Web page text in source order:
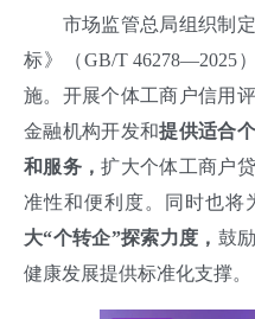
市场监管总局组织制
标》（GB/T 46278—2025
施。开展个体工商户信用
金融机构开发和提供适合
和服务，扩大个体工商户
准性和便利度。同时也将
大“个转企”探索力度， 鼓
健康发展提供标准化支撑。